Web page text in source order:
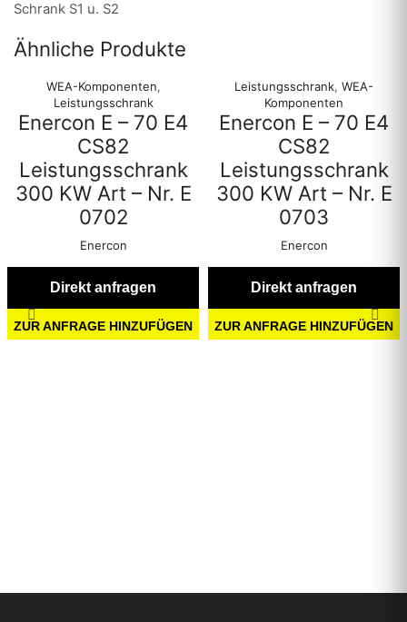
Schrank S1 u. S2
Ähnliche Produkte
WEA-Komponenten,
Leistungsschrank
Enercon E – 70 E4
CS82
Leistungsschrank
300 KW Art – Nr. E
0702
Enercon
Direkt anfragen
ZUR ANFRAGE HINZUFÜGEN
Leistungsschrank, WEA-
Komponenten
Enercon E – 70 E4
CS82
Leistungsschrank
300 KW Art – Nr. E
0703
Enercon
Direkt anfragen
ZUR ANFRAGE HINZUFÜGEN